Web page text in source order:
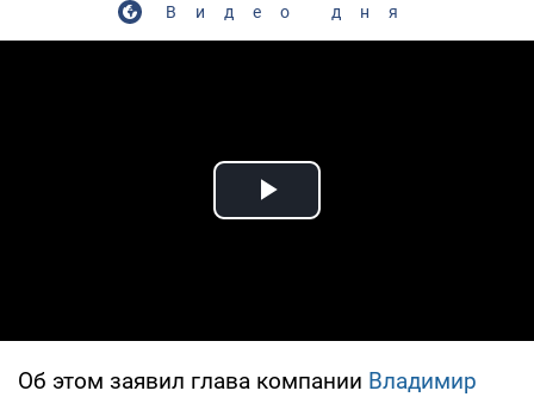
Видео дня
Play Video
Об этом заявил глава компании Владимир